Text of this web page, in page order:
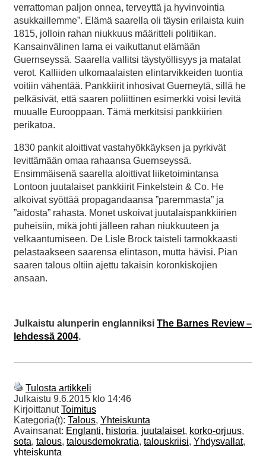
verrattoman paljon onnea, terveyttä ja hyvinvointia
asukkaillemme”. Elämä saarella oli täysin erilaista kuin
1815, jolloin rahan niukkuus määritteli politiikan.
Kansainvälinen lama ei vaikuttanut elämään
Guernseyssä. Saarella vallitsi täystyöllisyys ja matalat
verot. Kalliiden ulkomaalaisten elintarvikkeiden tuontia
voitiin vähentää. Pankkiirit inhosivat Guerneytä, sillä he
pelkäsivät, että saaren poliittinen esimerkki voisi levitä
muualle Eurooppaan. Tämä merkitsisi pankkiirien
perikatoa.
1830 pankit aloittivat vastahyökkäyksen ja pyrkivät
levittämään omaa rahaansa Guernseyssä.
Ensimmäisenä saarella aloittivat liiketoimintansa
Lontoon juutalaiset pankkiirit Finkelstein & Co. He
alkoivat syöttää propagandaansa ”paremmasta” ja
”aidosta” rahasta. Monet uskoivat juutalaispankkiirien
puheisiin, mikä johti jälleen rahan niukkuuteen ja
velkaantumiseen. De Lisle Brock taisteli tarmokkaasti
pelastaakseen saarensa elintason, mutta hävisi. Pian
saaren talous oltiin ajettu takaisin koronkiskojien
ansaan.
Julkaistu alunperin englanniksi The Barnes Review –
lehdessä 2004.
Tulosta artikkeli
Julkaistu 9.6.2015 klo 14:46
KirjoittanutToimitus
Kategoria(t): Talous, Yhteiskunta
Avainsanat: Englanti, historia, juutalaiset, korko-orjuus,
sota, talous, talousdemokratia, talouskriisi, Yhdysvallat,
yhteiskunta